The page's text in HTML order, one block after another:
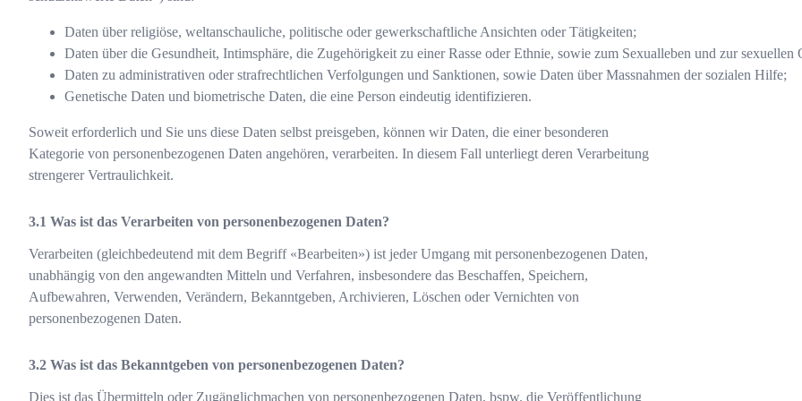
Daten über religiöse, weltanschauliche, politische oder gewerkschaftliche Ansichten oder Tätigkeiten;
Daten über die Gesundheit, Intimsphäre, die Zugehörigkeit zu einer Rasse oder Ethnie, sowie zum Sexualleben und zur sexuellen
Daten zu administrativen oder strafrechtlichen Verfolgungen und Sanktionen, sowie Daten über Massnahmen der sozialen Hilfe;
Genetische Daten und biometrische Daten, die eine Person eindeutig identifizieren.
Soweit erforderlich und Sie uns diese Daten selbst preisgeben, können wir Daten, die einer besonderen
Kategorie von personenbezogenen Daten angehören, verarbeiten. In diesem Fall unterliegt deren Verarbeitung
strengerer Vertraulichkeit.
Was ist das Verarbeiten von personenbezogenen Daten?
Verarbeiten (gleichbedeutend mit dem Begriff «Bearbeiten») ist jeder Umgang mit personenbezogenen Daten,
unabhängig von den angewandten Mitteln und Verfahren, insbesondere das Beschaffen, Speichern,
Aufbewahren, Verwenden, Verändern, Bekanntgeben, Archivieren, Löschen oder Vernichten von
personenbezogenen Daten.
Was ist das Bekanntgeben von personenbezogenen Daten?
Dies ist das Übermitteln oder Zugänglichmachen von personenbezogenen Daten, bspw. die Veröffentlichung